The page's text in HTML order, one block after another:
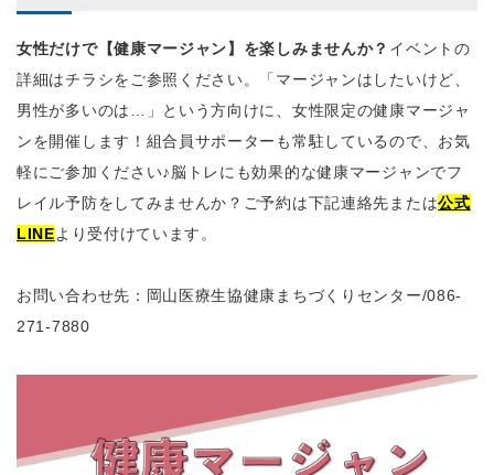
女性だけで【健康マージャン】を楽しみませんか？ イベントの
詳細はチラシをご参照ください。「マージャンはしたいけど、
男性が多いのは…」という方向けに、女性限定の健康マージャ
ンを開催します！組合員サポーターも常駐しているので、お気
軽にご参加ください♪脳トレにも効果的な健康マージャンでフ
レイル予防をしてみませんか？ご予約は下記連絡先または公式
LINEより受付けています。
お問い合わせ先：岡山医療生協健康まちづくりセンター/086-
271-7880